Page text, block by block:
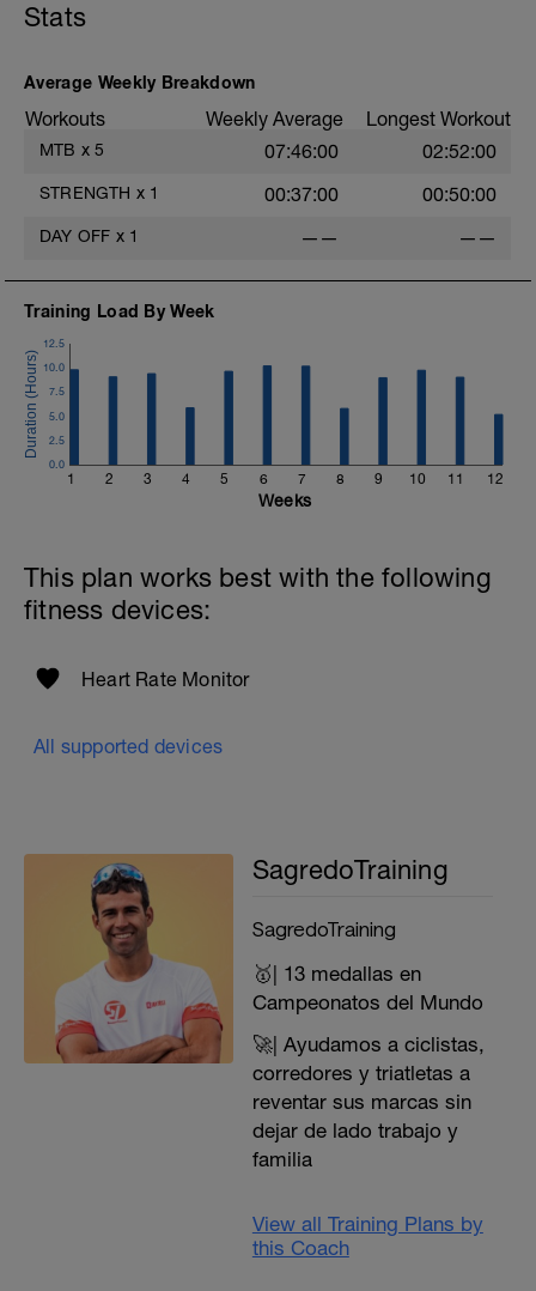
Stats
Average Weekly Breakdown
Workouts Weekly Average Longest Workout
MTB x 5 07:46:00 02:52:00
STRENGTH x 1 00:37:00 00:50:00
DAY OFF x 1 —— ——
Training Load By Week
1 2 3 4 5 6 7 8 9 10 11 12
0.0
2.5
5.0
7.5
10.0
12.5
Weeks
This plan works best with the following
fitness devices:
Heart Rate Monitor
All supported devices
SagredoTraining
SagredoTraining
🥇| 13 medallas en
Campeonatos del Mundo
🚀| Ayudamos a ciclistas,
corredores y triatletas a
reventar sus marcas sin
dejar de lado trabajo y
familia
View all Training Plans by
this Coach